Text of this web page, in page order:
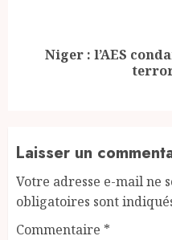
NextNiger : l’AES
Laisser un
Votre adresse e-mail ne
obligatoires sont
Commentaire *